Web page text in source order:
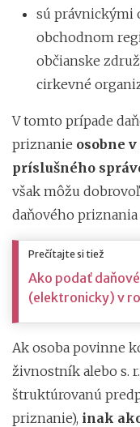
sú právnickými
obchodnom
občianske
cirkevné
V tomto prípade
priznanie osobne
príslušného
však môžu
daňového
Prečítajte si tiež
Ako podať
(elektronicky) v
Ak osoba povinne
živnostník alebo s.
štruktúrovanú
priznanie), inak